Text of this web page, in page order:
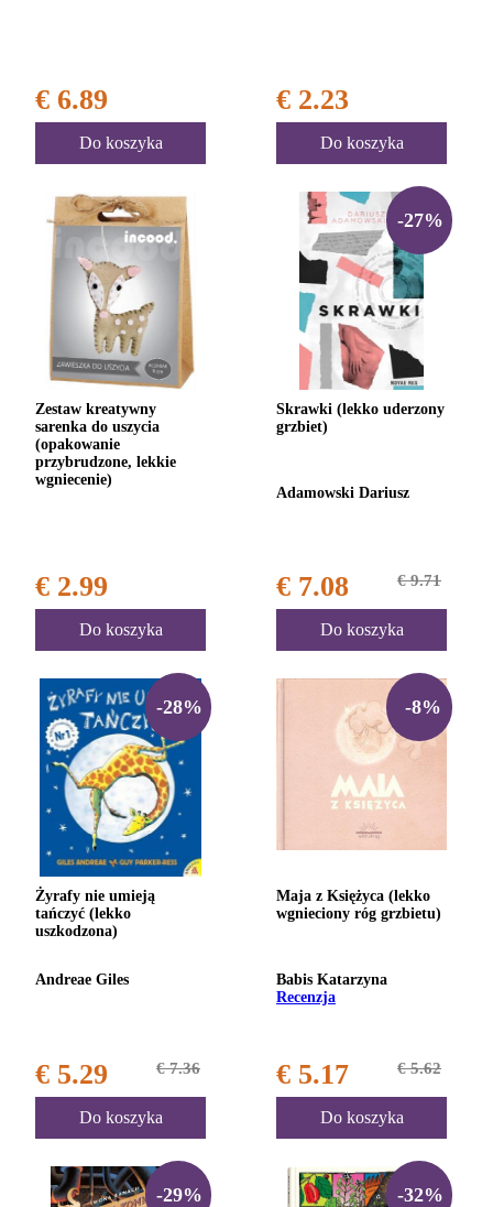
€ 6.89
Do koszyka
€ 2.23
Do koszyka
Zestaw kreatywny
sarenka do uszycia
(opakowanie
przybrudzone, lekkie
wgniecenie)
€ 2.99
Do koszyka
Skrawki (lekko uderzony
grzbiet)
Adamowski Dariusz
€ 7.08 € 9.71
Do koszyka
-27%
Żyrafy nie umieją
tańczyć (lekko
uszkodzona)
Andreae Giles
€ 5.29 € 7.36
Do koszyka
-28%
Maja z Księżyca (lekko
wgnieciony róg grzbietu)
Babis Katarzyna
Recenzja
€ 5.17 € 5.62
Do koszyka
-8%
-29% -32%